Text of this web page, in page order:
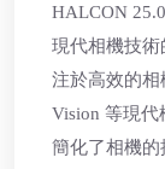
HALCON
現代相機技術
注於高效的相
Vision 等現代
簡化了相機的